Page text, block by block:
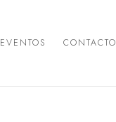
EVENTOS CONTACTO